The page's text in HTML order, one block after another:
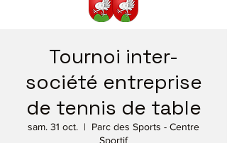
Tournoi inter-
société entreprise
de tennis de table
sam. 31 oct.
  |
Parc des Sports - Centre
Sportif